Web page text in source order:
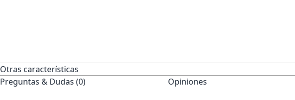
Otras características
Preguntas & Dudas (0)
Opiniones